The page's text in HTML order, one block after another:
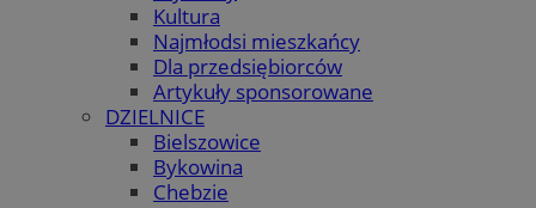
Kultura
Najmłodsi mieszkańcy
Dla przedsiębiorców
Artykuły sponsorowane
DZIELNICE
Bielszowice
Bykowina
Chebzie